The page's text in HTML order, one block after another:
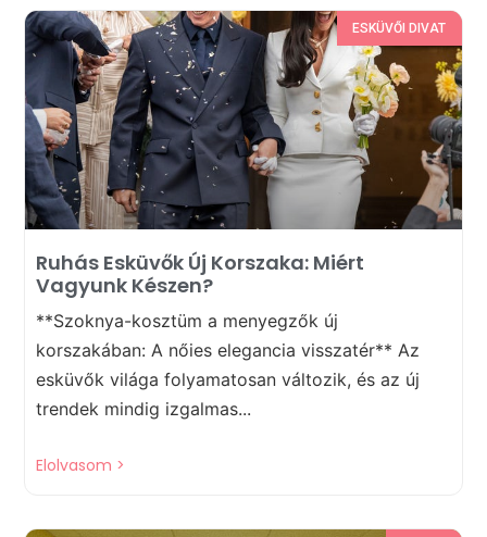
ESKÜVŐI DIVAT
Ruhás Esküvők Új Korszaka: Miért
Vagyunk Készen?
**Szoknya-kosztüm a menyegzők új
korszakában: A nőies elegancia visszatér** Az
esküvők világa folyamatosan változik, és az új
trendek mindig izgalmas...
Elolvasom >